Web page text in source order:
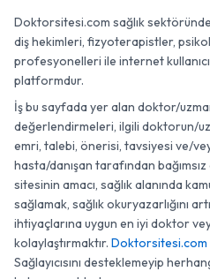
Doktorsitesi.com sağlık
diş hekimleri, fizyoterapistler,
profesyonelleri ile internet
platformdur.
İş bu sayfada yer alan doktor/
değerlendirmeleri, ilgili doktorun/
emri, talebi, önerisi, tavsiyesi ve/
hasta/danışan tarafından
sitesinin amacı, sağlık alanında
sağlamak, sağlık okuryazarlığını
ihtiyaçlarına uygun en iyi doktor
kolaylaştırmaktır. Doktorsitesi.com
Sağlayıcısını desteklemeyip